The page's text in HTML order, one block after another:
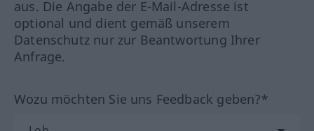
aus. Die Angabe der E-Mail-Adresse ist
optional und dient gemäß unserem
Datenschutz nur zur Beantwortung Ihrer
Anfrage.
Wozu möchten Sie uns Feedback geben?*